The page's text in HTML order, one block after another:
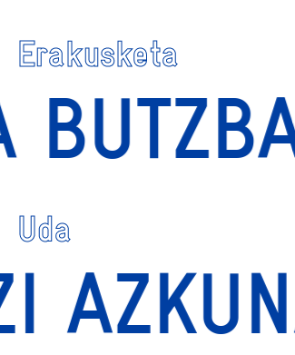
Erakusketa
Uda